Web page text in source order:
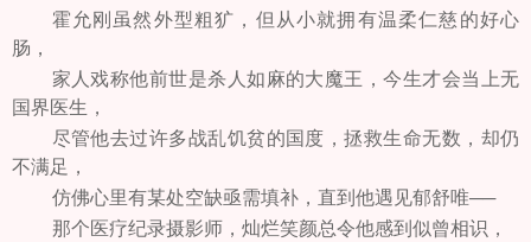
霍允刚虽然外型粗犷，但从小就拥有温柔仁慈的好心
肠，
家人戏称他前世是杀人如麻的大魔王，今生才会当上无
国界医生，
尽管他去过许多战乱饥贫的国度，拯救生命无数，却仍
不满足，
仿佛心里有某处空缺亟需填补，直到他遇见郁舒唯──
那个医疗纪录摄影师，灿烂笑颜总令他感到似曾相识，